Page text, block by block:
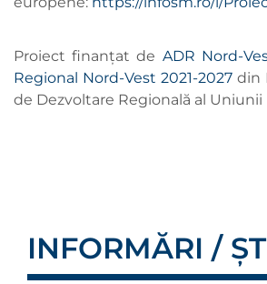
Proiect finanțat de ADR Nord-
Regional Nord-Vest 2021-2027 din
de Dezvoltare Regională al Uniunii
INFORMĂRI /